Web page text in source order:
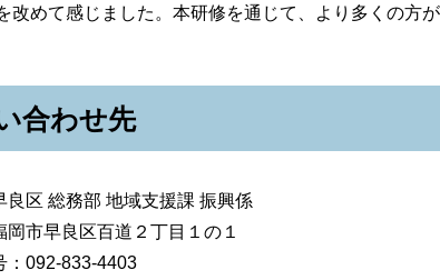
改めて感じました。本研修を通じて、より多くの方
合わせ先
良区 総務部 地域支援課 振興係
岡市早良区百道２丁目１の１
：092-833-4403